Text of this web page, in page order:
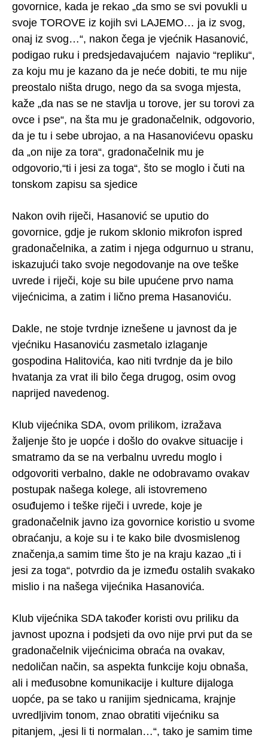
govornice, kada je rekao „da smo se svi povukli u
svoje TOROVE iz kojih svi LAJEMO… ja iz svog,
onaj iz svog…“, nakon čega je vjećnik Hasanović,
podigao ruku i predsjedavajućem najavio “repliku“,
za koju mu je kazano da je neće dobiti, te mu nije
preostalo ništa drugo, nego da sa svoga mjesta,
kaže „da nas se ne stavlja u torove, jer su torovi za
ovce i pse“, na šta mu je gradonačelnik, odgovorio,
da je tu i sebe ubrojao, a na Hasanovićevu opasku
da „on nije za tora“, gradonačelnik mu je
odgovorio,“ti i jesi za toga“, što se moglo i čuti na
tonskom zapisu sa sjedice
Nakon ovih riječi, Hasanović se uputio do
govornice, gdje je rukom sklonio mikrofon ispred
gradonačelnika, a zatim i njega odgurnuo u stranu,
iskazujući tako svoje negodovanje na ove teške
uvrede i riječi, koje su bile upućene prvo nama
vijećnicima, a zatim i lično prema Hasanoviću.
Dakle, ne stoje tvrdnje iznešene u javnost da je
vjećniku Hasanoviću zasmetalo izlaganje
gospodina Halitovića, kao niti tvrdnje da je bilo
hvatanja za vrat ili bilo čega drugog, osim ovog
naprijed navedenog.
Klub vijećnika SDA, ovom prilikom, izražava
žaljenje što je uopće i došlo do ovakve situacije i
smatramo da se na verbalnu uvredu moglo i
odgovoriti verbalno, dakle ne odobravamo ovakav
postupak našega kolege, ali istovremeno
osuđujemo i teške riječi i uvrede, koje je
gradonačelnik javno iza govornice koristio u svome
obraćanju, a koje su i te kako bile dvosmislenog
značenja,a samim time što je na kraju kazao „ti i
jesi za toga“, potvrdio da je između ostalih svakako
mislio i na našega vijećnika Hasanovića.
Klub vijećnika SDA također koristi ovu priliku da
javnost upozna i podsjeti da ovo nije prvi put da se
gradonačelnik vijećnicima obraća na ovakav,
nedoličan način, sa aspekta funkcije koju obnaša,
ali i međusobne komunikacije i kulture dijaloga
uopće, pa se tako u ranijim sjednicama, krajnje
uvredljivim tonom, znao obratiti vijećniku sa
pitanjem, „jesi li ti normalan…“, tako je samim time